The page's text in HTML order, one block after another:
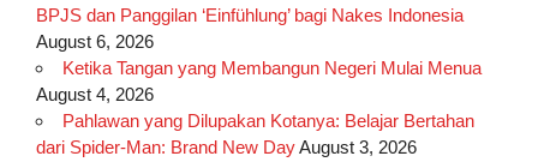
BPJS dan Panggilan ‘Einfühlung’ bagi Nakes Indonesia
August 6, 2026
Ketika Tangan yang Membangun Negeri Mulai Menua
August 4, 2026
Pahlawan yang Dilupakan Kotanya: Belajar Bertahan
dari Spider-Man: Brand New DayAugust 3, 2026